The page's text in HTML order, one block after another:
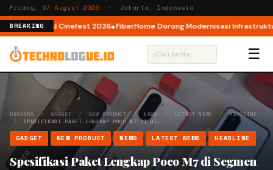
Friday, 07 August 2026 · Jakarta, Indonesia
BREAKING
AI lewat AI Cinefest 2026 FiberHome Dorong Modernisasi Infrastruktur
⌕ ☰
BERANDA / GADGET / NEW PRODUCT/ NEWS / LATEST NEWS /HEADLINE
/ SPESIFIKASI PAKET LENGKAP POCO M7 DI SE…
GADGET NEW PRODUCT NEWS LATEST NEWS HEADLINE
Spesifikasi Paket Lengkap Poco M7 di Segmen